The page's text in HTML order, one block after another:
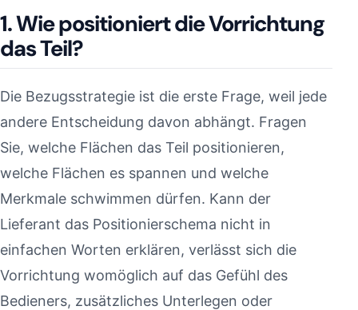
1. Wie positioniert die Vorrichtung
das Teil?
Die Bezugsstrategie ist die erste Frage, weil jede
andere Entscheidung davon abhängt. Fragen
Sie, welche Flächen das Teil positionieren,
welche Flächen es spannen und welche
Merkmale schwimmen dürfen. Kann der
Lieferant das Positionierschema nicht in
einfachen Worten erklären, verlässt sich die
Vorrichtung womöglich auf das Gefühl des
Bedieners, zusätzliches Unterlegen oder